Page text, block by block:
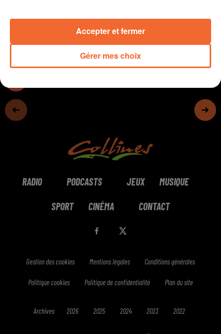
RADIO PODCASTS JEUX MUSIQUE
SPORT CINÉMA CONTACT
Gestion des cookies Mentions légales Conditions générales
Politique cookies Politique de confidentialité Plan du site
Archives 2026 2025 2024 2023 2022
Gérer mes choix
Accepter et fermer